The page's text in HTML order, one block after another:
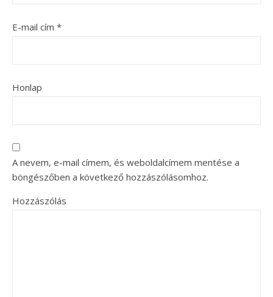
E-mail cím *
Honlap
A nevem, e-mail címem, és weboldalcímem mentése a
böngészőben a következő hozzászólásomhoz.
Hozzászólás